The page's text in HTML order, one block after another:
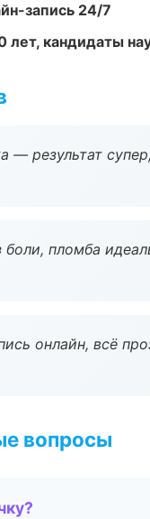
запись 24/7
лет, кандидаты
— результат
пломба
онлайн, всё
вопросы